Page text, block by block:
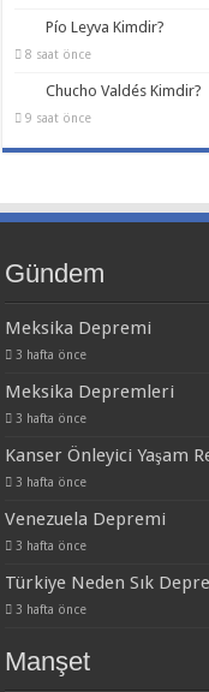
Pío Leyva Kimdir?
8 saat önce
Chucho Valdés Kimdir?
9 saat önce
Gündem
Meksika Depremi
3 hafta önce
Meksika Depremleri
3 hafta önce
Kanser Önleyici Yaşam
3 hafta önce
Venezuela Depremi
3 hafta önce
Türkiye Neden Sık
3 hafta önce
Manşet